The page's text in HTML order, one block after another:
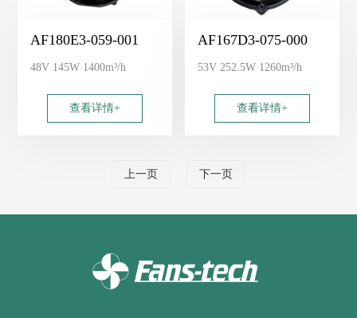
AF180E3-059-001
48V 145W 1400m³/h
查看详情+
AF167D3-075-000
53V 252.5W 1260m³/h
查看详情+
上一页 下一页